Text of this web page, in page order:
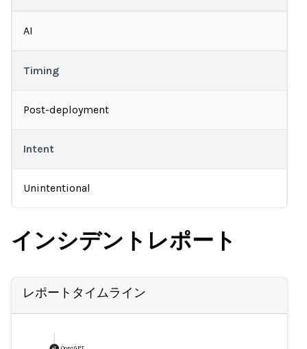
AI
Timing
Post-deployment
Intent
Unintentional
インシデントレポート
レポートタイムライン